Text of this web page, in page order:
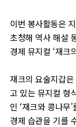
이번 봉사활동은
초청해 역사 해설
경제 뮤지컬 ‘재크
재크의 요술지갑
고 있는 뮤지컬 형
인 ‘재크와 콩나무
경제 습관을 기를